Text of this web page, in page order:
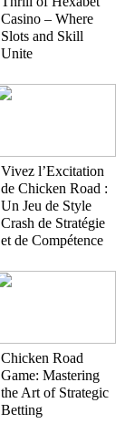
Casino – Where
Slots and Skill
Unite
Vivez l’Excitation
de Chicken Road :
Un Jeu de Style
Crash de Stratégie
et de Compétence
Chicken Road
Game: Mastering
the Art of Strategic
Betting